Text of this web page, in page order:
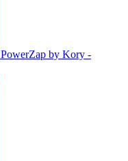
PowerZap by Kory -